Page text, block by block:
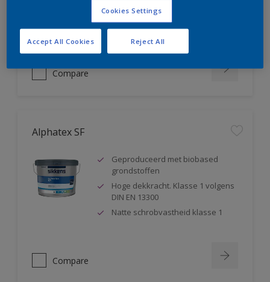
Geschikt voor sanitaire ruimtes ,
badkamers,...
Compare
Alphatex SF
Geproduceerd met biobased
grondstoffen
Hoge dekkracht. Klasse 1 volgens
DIN EN 13300
Natte schrobvastheid klasse 1
Compare
Cookies Settings
Reject All
Accept All Cookies